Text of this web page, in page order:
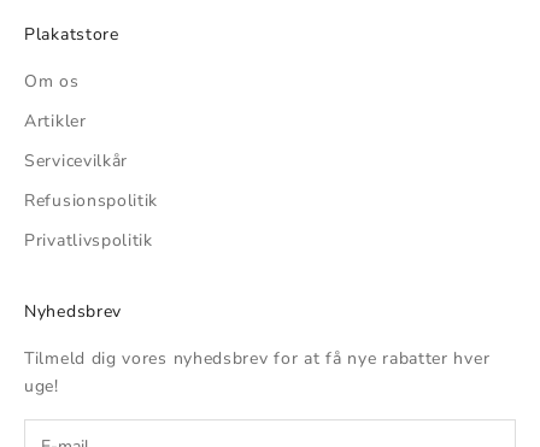
Plakatstore
Om os
Artikler
Servicevilkår
Refusionspolitik
Privatlivspolitik
Nyhedsbrev
Tilmeld dig vores nyhedsbrev for at få nye rabatter hver
uge!